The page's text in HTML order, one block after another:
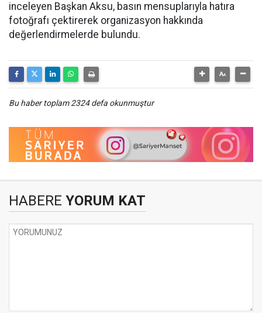
inceleyen Başkan Aksu, basın mensuplarıyla hatıra
fotoğrafı çektirerek organizasyon hakkında
değerlendirmelerde bulundu.
Bu haber toplam 2324 defa okunmuştur
HABERE YORUM KAT